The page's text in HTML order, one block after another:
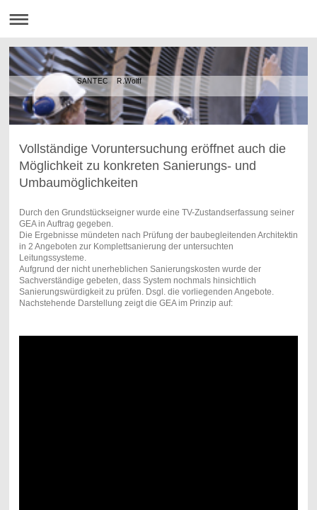
SANTEC R.Wolff
Vollständige Voruntersuchung eröffnet auch die
Möglichkeit zu konkreten Sanierungs- und
Umbaumöglichkeiten
Durch den Grundstückseigner wurde eine TV-Zustandserfassung seiner
GEA in Auftrag gegeben.
Die Ergebnisse mündeten nach Prüfung der baubegleitenden Architektin
in 2 Angeboten zur Komplettsanierung der untersuchten
Leitungssysteme.
Aufgrund der nicht unerheblichen Sanierungskosten wurde der
Sachverständige gebeten, dass System nochmals hinsichtlich
Sanierungswürdigkeit zu prüfen. Dsgl. die vorliegenden Angebote.
Nachstehende Darstellung zeigt die GEA im Prinzip auf: